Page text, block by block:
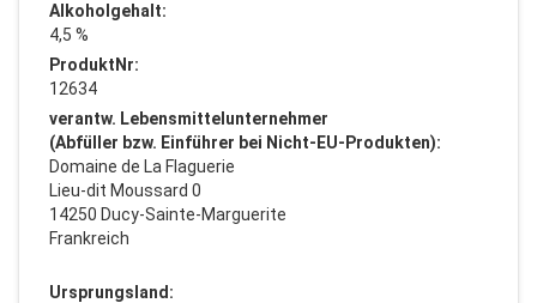
Alkoholgehalt:
4,5 %
ProduktNr:
12634
verantw. Lebensmittelunternehmer
(Abfüller bzw. Einführer bei Nicht-EU-Produkten):
Domaine de La Flaguerie
Lieu-dit Moussard 0
14250 Ducy-Sainte-Marguerite
Frankreich
Ursprungsland: